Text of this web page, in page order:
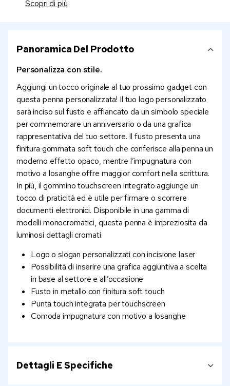
Scopri di più
Panoramica Del Prodotto
Personalizza con stile.
Aggiungi un tocco originale al tuo prossimo gadget con
questa penna personalizzata! Il tuo logo personalizzato
sarà inciso sul fusto e affiancato da un simbolo speciale
per commemorare un anniversario o da una grafica
rappresentativa del tuo settore. Il fusto presenta una
finitura gommata soft touch che conferisce alla penna un
moderno effetto opaco, mentre l’impugnatura con
motivo a losanghe offre maggior comfort nella scrittura.
In più, il gommino touchscreen integrato aggiunge un
tocco di praticità ed è utile per firmare o scorrere
documenti elettronici. Disponibile in una gamma di
modelli monocromatici, questa penna è impreziosita da
luminosi dettagli cromati.
Logo o slogan personalizzati con incisione laser
Possibilità di inserire una grafica aggiuntiva a scelta
in base al settore e all’occasione
Fusto in metallo con finitura soft touch
Punta touch integrata per touchscreen
Comoda impugnatura con motivo a losanghe
Dettagli E Specifiche